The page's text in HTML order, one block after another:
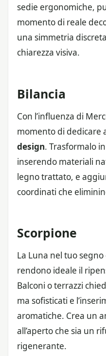
sedie ergonomiche,
momento di reale
una simmetria
chiarezza visiva.
Bilancia
Con l’influenza di
momento di dedicare
design. Trasformalo
inserendo materiali
legno trattato, e
coordinati che
Scorpione
La Luna nel tuo
rendono ideale il
Balconi o terrazzi
ma sofisticati e
aromatiche. Crea un
all’aperto che sia un
rigenerante.